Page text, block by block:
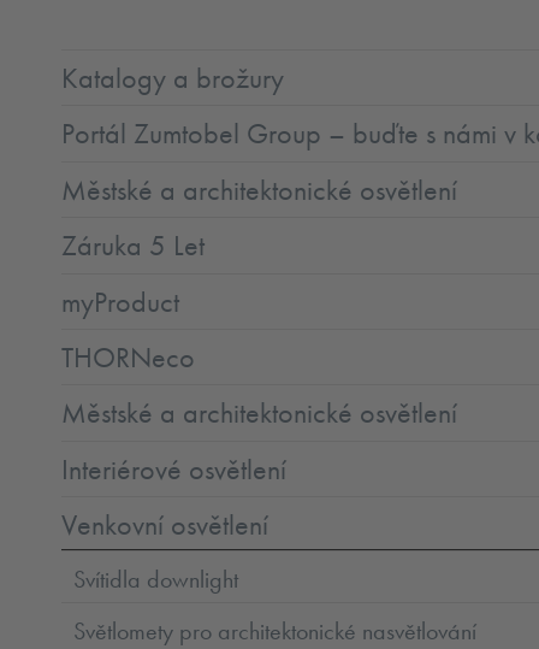
Katalogy a brožury
Portál Zumtobel Group – buďte s námi v
Městské a architektonické osvětlení
Záruka 5 Let
myProduct
THORNeco
Městské a architektonické osvětlení
Interiérové osvětlení
Venkovní osvětlení
Svítidla downlight
Světlomety pro architektonické nasvětlování